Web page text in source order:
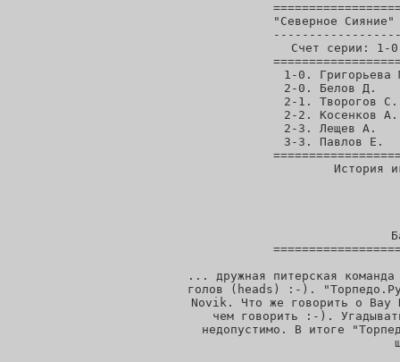
"Северное
Счет серии:
1-0.
2-0. Белов Д.
2-1. Творогов
2-2.
2-3. Лещев А.
3-3. Павлов
История
... дружная питерская
голов (heads) :-).
Novik. Что же говорить о
чем говорить :-).
недопустимо. В итоге